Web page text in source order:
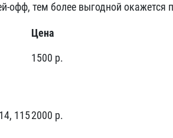
офф, тем более выгодной окажется
Цена
1500 р.
1152000 р.